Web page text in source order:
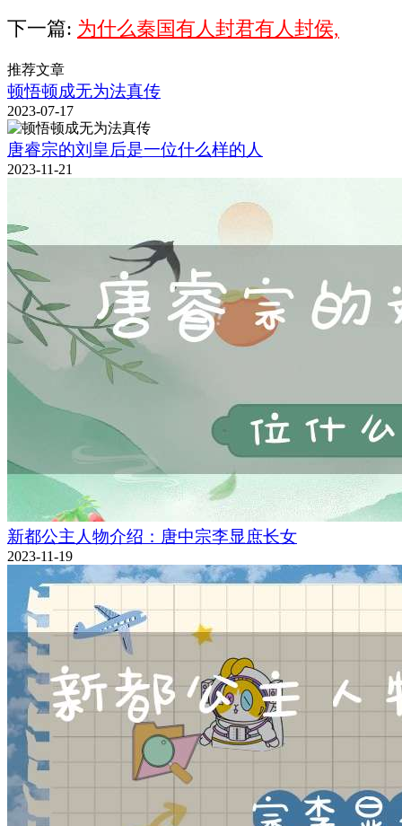
下一篇: 为什么秦国有人封君有人封侯,
推荐文章
顿悟顿成无为法真传
2023-07-17
唐睿宗的刘皇后是一位什么样的人
2023-11-21
新都公主人物介绍：唐中宗李显庶长女
2023-11-19